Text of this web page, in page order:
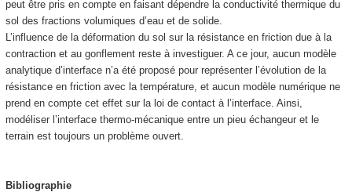
peut être pris en compte en faisant dépendre la conductivité thermique du
sol des fractions volumiques d’eau et de solide.
L’influence de la déformation du sol sur la résistance en friction due à la
contraction et au gonflement reste à investiguer. A ce jour, aucun modèle
analytique d’interface n’a été proposé pour représenter l’évolution de la
résistance en friction avec la température, et aucun modèle numérique ne
prend en compte cet effet sur la loi de contact à l’interface. Ainsi,
modéliser l’interface thermo-mécanique entre un pieu échangeur et le
terrain est toujours un problème ouvert.
Bibliographie